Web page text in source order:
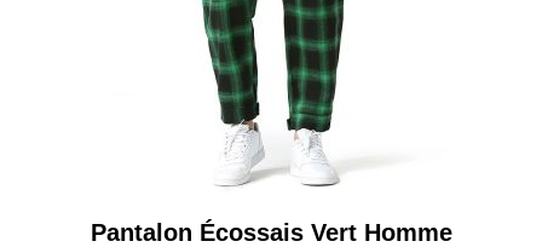
Pantalon Écossais Vert Homme